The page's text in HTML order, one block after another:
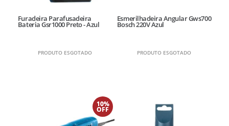
Furadeira Parafusadeira
Bateria Gsr1000 Preto - Azul
PRODUTO ESGOTADO
Esmerilhadeira Angular Gws700
Bosch 220V Azul
PRODUTO ESGOTADO
10%
OFF